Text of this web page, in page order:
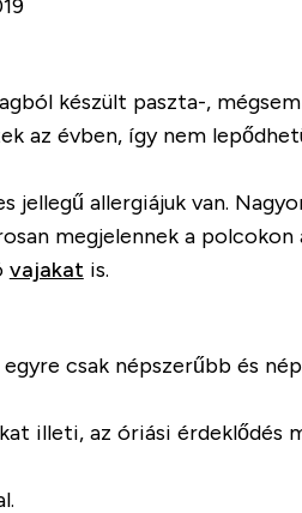
készült paszta-,
az évben, így nem
jellegű allergiájuk van.
megjelennek a
vajakatis.
csak népszerűbb és
illeti, az óriási érdeklődés